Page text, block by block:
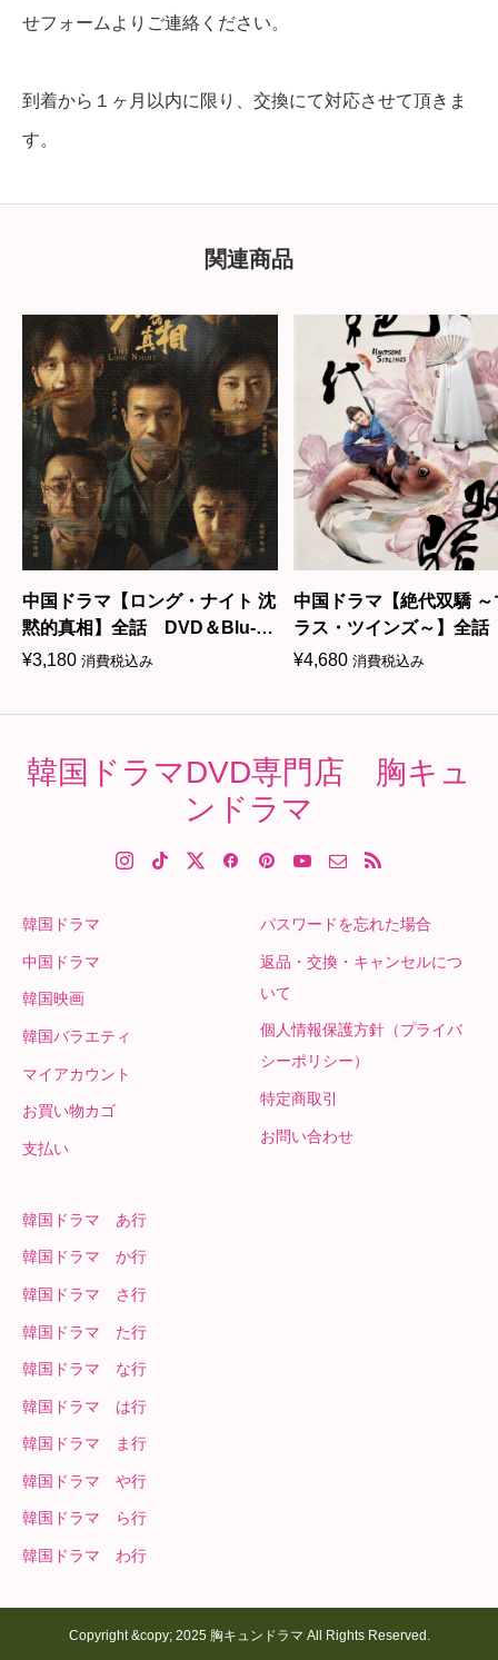
せフォームよりご連絡ください。
到着から１ヶ月以内に限り、交換にて対応させて頂きま
す。
関連商品
中国ドラマ【ロング・ナイト 沈
黙的真相】全話 DVD＆Blu-
ray
¥3,180 消費税込み
中国ドラマ【絶代双驕 ～
ラス・ツインズ～】全
＆Blu-ray
¥4,680 消費税込み
韓国ドラマDVD専門店 胸キュ
ンドラマ
韓国ドラマ
中国ドラマ
韓国映画
韓国バラエティ
マイアカウント
お買い物カゴ
支払い
パスワードを忘れた場合
返品・交換・キャンセルにつ
いて
個人情報保護方針（プライバ
シーポリシー）
特定商取引
お問い合わせ
韓国ドラマ あ行
韓国ドラマ か行
韓国ドラマ さ行
韓国ドラマ た行
韓国ドラマ な行
韓国ドラマ は行
韓国ドラマ ま行
韓国ドラマ や行
韓国ドラマ ら行
韓国ドラマ わ行
Copyright &copy; 2025 胸キュンドラマ All Rights Reserved.